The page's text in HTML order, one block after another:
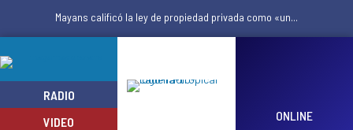
Mayans calificó la ley de propiedad privada como «un...
RADIO
VIDEO
ONLINE